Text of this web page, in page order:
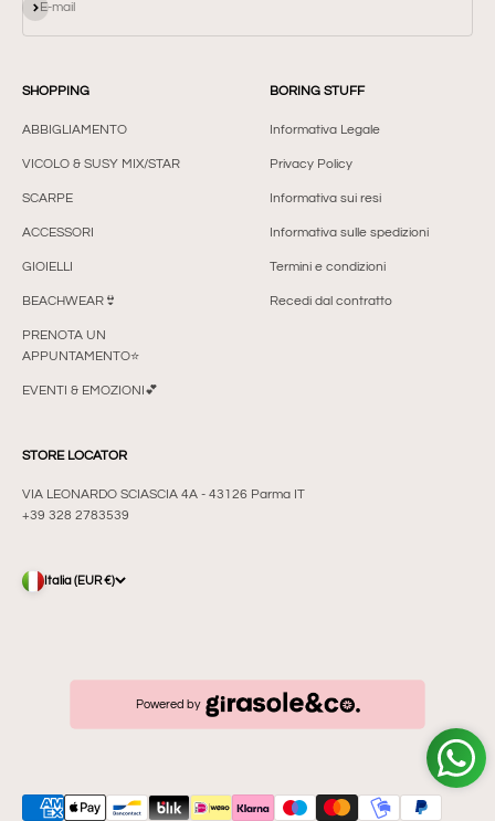
E-mail
Iscriviti alla newsletter
SHOPPING
ABBIGLIAMENTO
VICOLO & SUSY MIX/STAR
SCARPE
ACCESSORI
GIOIELLI
BEACHWEAR👙
PRENOTA UN
APPUNTAMENTO⭐
EVENTI & EMOZIONI💕
BORING STUFF
Informativa Legale
Privacy Policy
Informativa sui resi
Informativa sulle spedizioni
Termini e condizioni
Recedi dal contratto
STORE LOCATOR
VIA LEONARDO SCIASCIA 4A - 43126 Parma IT
+39 328 2783539
Italia (EUR €)
Powered by